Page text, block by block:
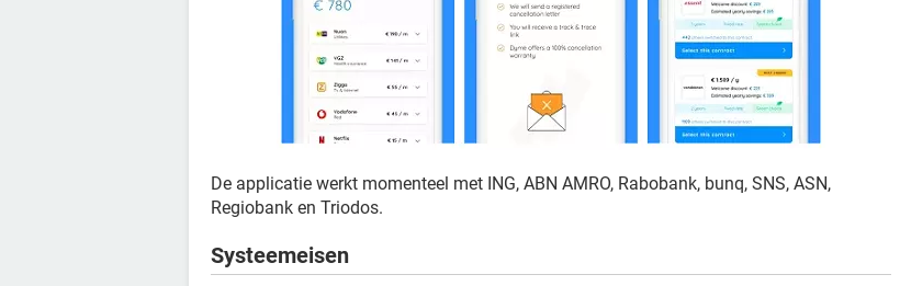
De applicatie werkt momenteel met ING, ABN AMRO, Rabobank, bunq, SNS, ASN,
Regiobank en Triodos.
Systeemeisen